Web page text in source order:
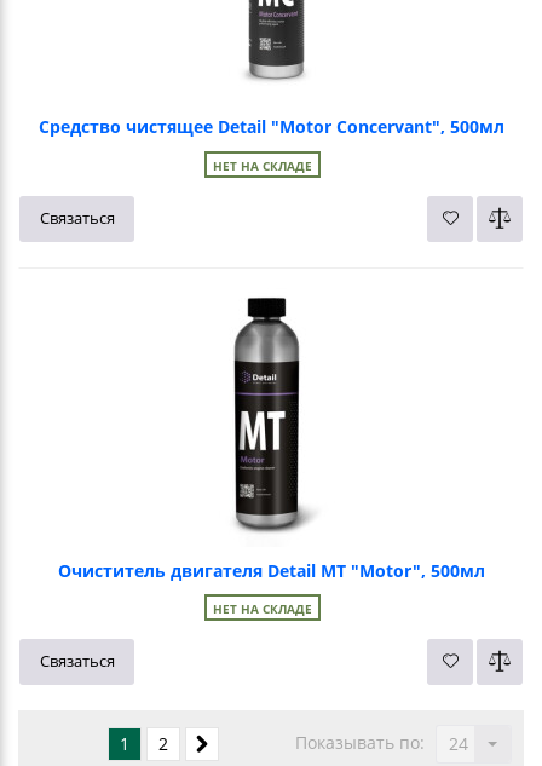
Средство чистящее Detail "Motor Concervant", 500мл
НЕТ НА СКЛАДЕ
Связаться
Очиститель двигателя Detail MT "Motor", 500мл
НЕТ НА СКЛАДЕ
Связаться
Показывать по: 24
1 2